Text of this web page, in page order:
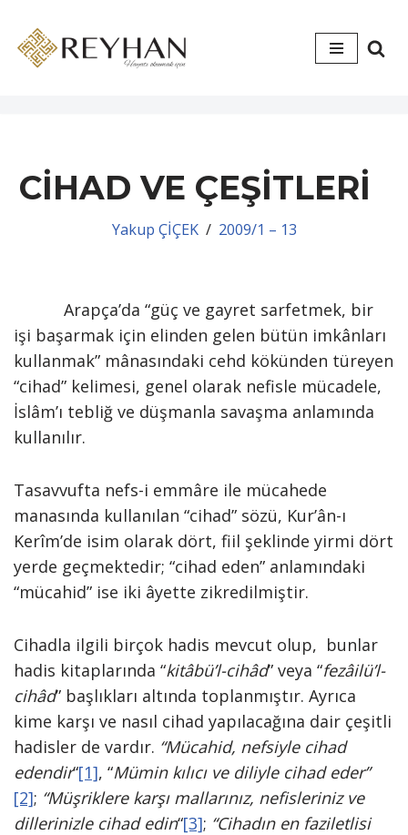
İçeriğe
CİHAD VE ÇEŞİTLERİ
Yakup ÇİÇEK 2009/1 – 13
Arapça’da “güç ve gayret sarfetmek, bir
işi başarmak için elinden gelen bü­tün imkânları
kullanmak” mânasındaki cehd kökünden türeyen
“cihad” kelimesi, genel olarak nefisle mücadele,
İslâm’ı tebliğ ve düşmanla savaşma anlamında
kullanılır.
Tasavvufta nefs-i emmâre ile mücahede
manasında kullanılan “cihad” sözü, Kur’ân-ı
Kerîm’de isim olarak dört, fiil şeklinde yirmi dört
yerde geçmektedir; “cihad eden” anlamındaki
“mücahid” ise iki âyette zik­redilmiştir.
Cihadla ilgili birçok hadis mevcut olup, bunlar
ha­dis kitaplarında “kitâbü’l-cihâd” veya “fezâilü’l-
cihâd” başlıkları altında toplanmıştır. Ayrıca
kime karşı ve nasıl cihad yapılacağı­na dair çeşitli
hadisler de vardır. “Mücahid, nefsiyle cihad
edendir“[1], “Mümin kılıcı ve di­liyle cihad eder”
[2]; “Müş­riklere karşı mallarınız, nefisleriniz ve
dillerinizle cihad edin“[3]; “Cihadın en fa­ziletlisi